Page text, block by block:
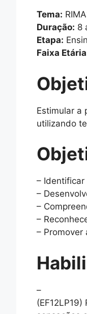
Tema:
Duração: 8
Etapa:
Faixa
Estimular a
utilizando
– Identificar
–
–
–
– Promover
–